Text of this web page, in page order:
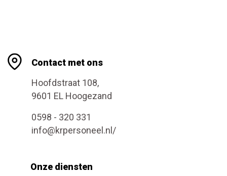
Contact met ons
Hoofdstraat 108,
9601 EL Hoogezand
0598 - 320 331
info@krpersoneel.nl/
Onze diensten